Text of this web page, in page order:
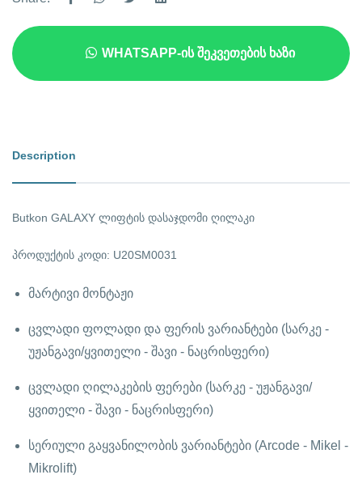
WHATSAPP-ᲘᲡ ᲨᲔᲙᲕᲔᲗᲔᲑᲘᲡ ᲮᲐᲖᲘ
Description
Butkon GALAXY ლიფტის დასაჯდომი ღილაკი
პროდუქტის კოდი: U20SM0031
მარტივი მონტაჟი
ცვლადი ფოლადი და ფერის ვარიანტები (სარკე -
უჟანგავი/ყვითელი - შავი - ნაცრისფერი)
ცვლადი ღილაკების ფერები (სარკე - უჟანგავი/
ყვითელი - შავი - ნაცრისფერი)
სერიული გაყვანილობის ვარიანტები (Arcode - Mikel -
Mikrolift)